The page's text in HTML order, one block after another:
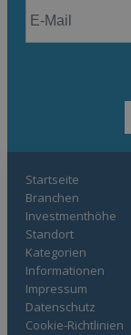
Startseite
Branchen
Investmenthöhe
Standort
Kategorien
Informationen
Impressum
Datenschutz
Cookie-Richtlinien